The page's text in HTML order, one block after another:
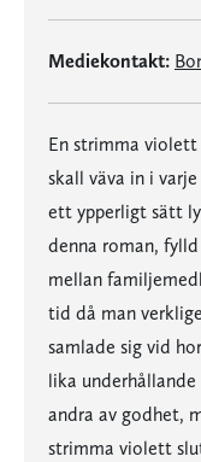
Mediekontakt:
En strimma
skall väva in i
ett ypperligt sätt
denna roman,
mellan
tid då man
samlade sig vid
lika
andra av godhet,
strimma violett